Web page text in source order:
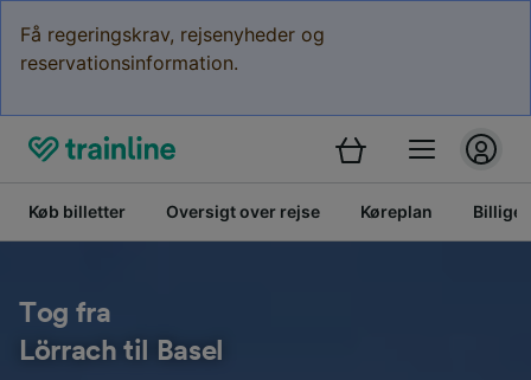
Få regeringskrav, rejsenyheder og
reservationsinformation.
Køb billetter Oversigt over rejse Køreplan Billige
Tog fra
Lörrach til Basel